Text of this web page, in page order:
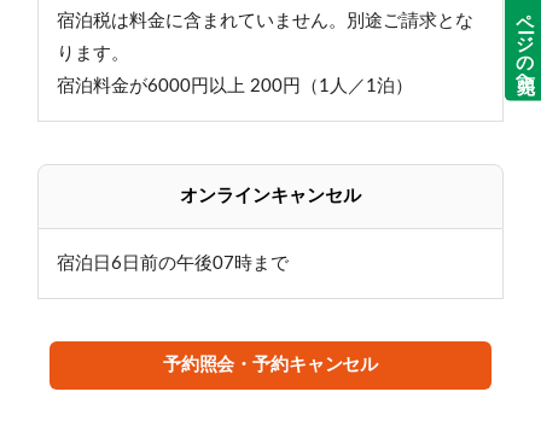
宿泊税は料金に含まれていません。別途ご請求とな
ります。
宿泊料金が6000円以上 200円（1人／1泊）
オンラインキャンセル
宿泊日6日前の午後07時まで
予約照会・予約キャンセル
ページの先頭へ